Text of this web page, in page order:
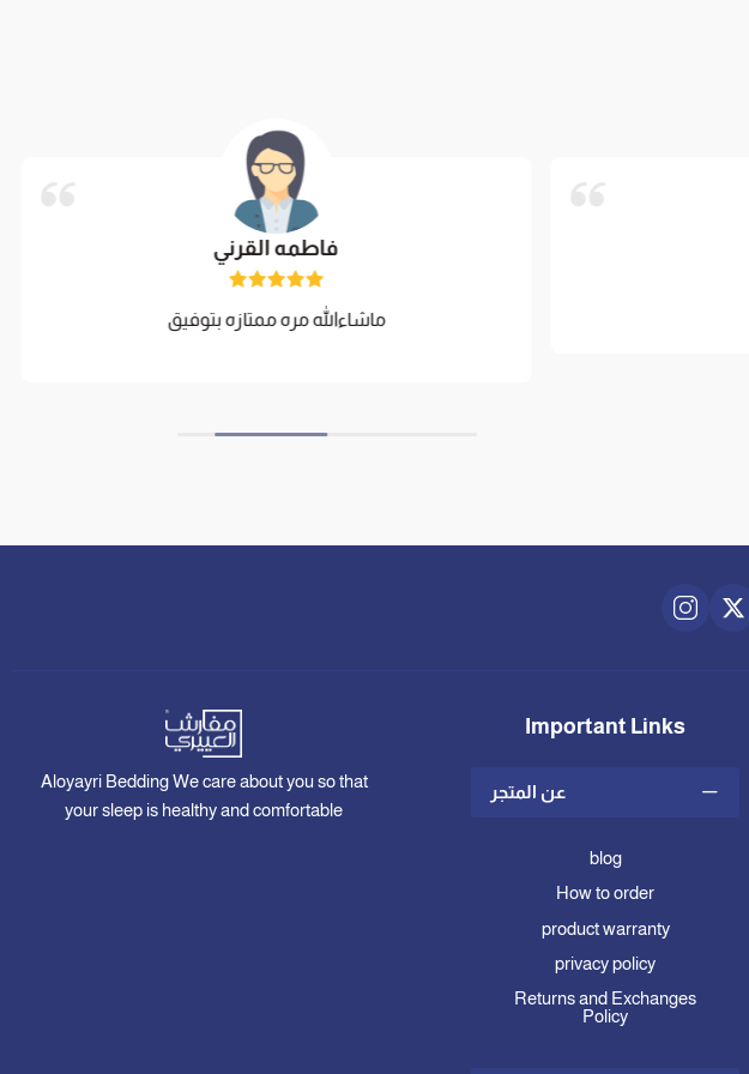
فاطمه القرني
ماشاءالله مره ممتازه بتوفيق
Aloyayri Bedding We care about you so that
your sleep is healthy and comfortable
Important Links
عن المتجر
blog
How to order
product warranty
privacy policy
Returns and Exchanges
Policy